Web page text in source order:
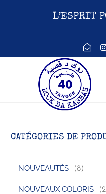
L’ESPRIT
CATÉGORIES DE
NOUVEAUTÉS (8)
NOUVEAUX COLORIS